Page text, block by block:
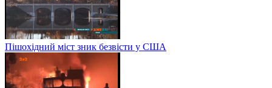
Пішохідний міст зник безвісти у США